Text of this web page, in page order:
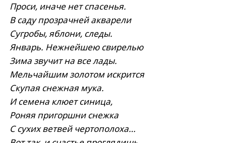
Проси, иначе нет спасенья.
В саду прозрачней акварели
Сугробы, яблони, следы.
Январь. Нежнейшею свирелью
Зима звучит на все лады.
Мельчайшим золотом искрится
Скупая снежная мука.
И семена клюет синица,
Роняя пригоршни снежка
С сухих ветвей чертополоха…